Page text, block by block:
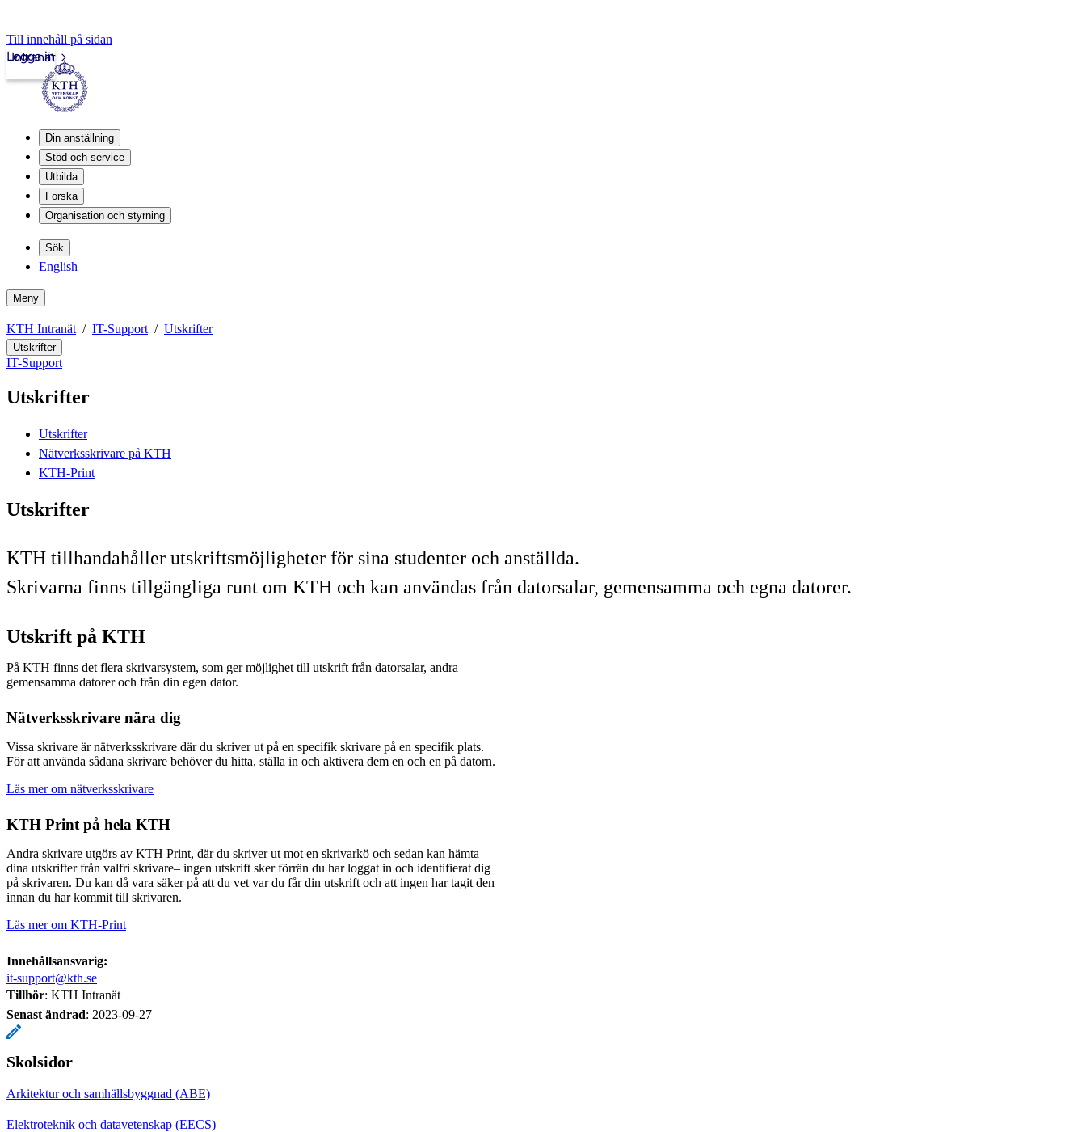
Till innehåll på sidan
Intranät
Logga in
Din anställning
Stöd och service
Utbilda
Forska
Organisation och styrning
Sök
English
Meny
KTH Intranät IT-Support Utskrifter
Utskrifter
IT-Support
Utskrifter
Utskrifter
Nätverksskrivare på KTH
KTH-Print
Utskrifter
KTH tillhandahåller utskriftsmöjligheter för sina studenter och anställda.
Skrivarna finns tillgängliga runt om KTH och kan användas från datorsalar, gemensamma och egna datorer.
Utskrift på KTH
På KTH finns det flera skrivarsystem, som ger möjlighet till utskrift från datorsalar, andra
gemensamma datorer och från din egen dator.
Nätverksskrivare nära dig
Vissa skrivare är nätverksskrivare där du skriver ut på en specifik skrivare på en specifik plats.
För att använda sådana skrivare behöver du hitta, ställa in och aktivera dem en och en på datorn.
Läs mer om nätverksskrivare
KTH Print på hela KTH
Andra skrivare utgörs av KTH Print, där du skriver ut mot en skrivarkö och sedan kan hämta
dina utskrifter från valfri skrivare– ingen utskrift sker förrän du har loggat in och identifierat dig
på skrivaren. Du kan då vara säker på att du vet var du får din utskrift och att ingen har tagit den
innan du har kommit till skrivaren.
Läs mer om KTH-Print
Innehållsansvarig:
it-support@kth.se
Tillhör: KTH Intranät
Senast ändrad: 2023-09-27
Skolsidor
Arkitektur och samhällsbyggnad (ABE)
Elektroteknik och datavetenskap (EECS)